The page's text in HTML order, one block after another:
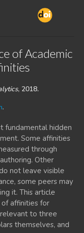
of Academic
, 2018.
.
fundamental hidden
Some affinities
through
Other
not leave visible
some peers may
it. This article
affinities for
to three
themselves, and